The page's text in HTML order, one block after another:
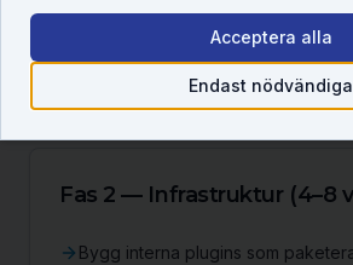
Mät: tid sparad per PR, andel
Fas 2 — Infrastruktur (4–8
Bygg interna plugins som
Endast nödvändiga
Acceptera alla